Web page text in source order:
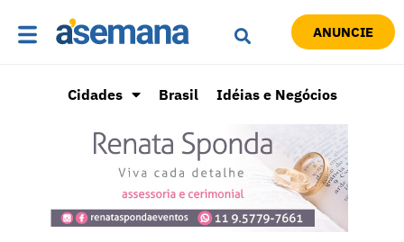
ANUNCIE
Cidades Brasil Idéias e Negócios